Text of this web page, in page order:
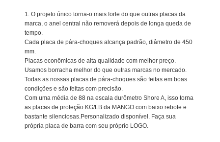
1. O projeto único torna-o mais forte do que outras placas da
marca, o anel central não removerá depois de longa queda de
tempo.
Cada placa de pára-choques alcança padrão, diâmetro de 450
mm.
Placas econômicas de alta qualidade com melhor preço.
Usamos borracha melhor do que outras marcas no mercado.
Todas as nossas placas de pára-choques são feitas em boas
condições e são feitas com precisão.
Com uma média de 88 na escala durômetro Shore A, isso torna
as placas de proteção KG/LB da MANGO com baixo rebote e
bastante silenciosas.Personalizado disponível. Faça sua
própria placa de barra com seu próprio LOGO.